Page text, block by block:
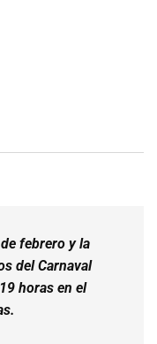
febrero y la
del Carnaval
horas en el